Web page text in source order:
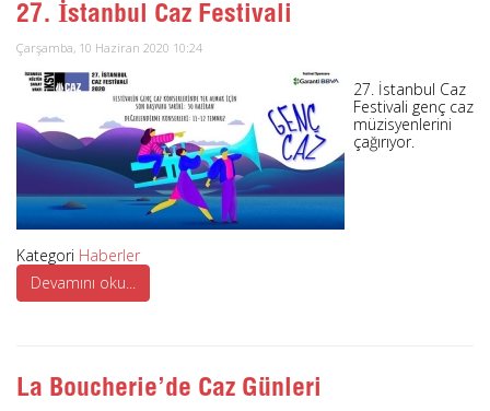
27. İstanbul Caz Festivali
Çarşamba, 10 Haziran 2020 10:24
27. İstanbul Caz
Festivali genç caz
müzisyenlerini
çağırıyor.
Kategori Haberler
Devamını oku...
La Boucherie’de Caz Günleri